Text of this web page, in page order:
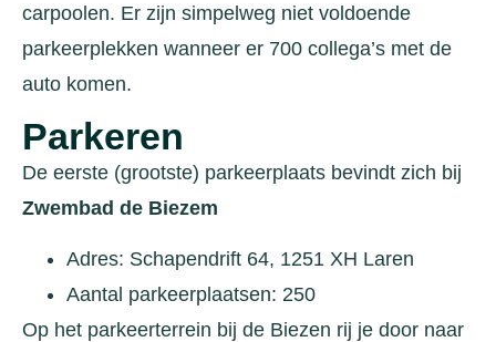
carpoolen. Er zijn simpelweg niet voldoende
parkeerplekken wanneer er 700 collega’s met de
auto komen.
Parkeren
De eerste (grootste) parkeerplaats bevindt zich bij
Zwembad de Biezem
Adres: Schapendrift 64, 1251 XH Laren
Aantal parkeerplaatsen: 250
Op het parkeerterrein bij de Biezen rij je door naar